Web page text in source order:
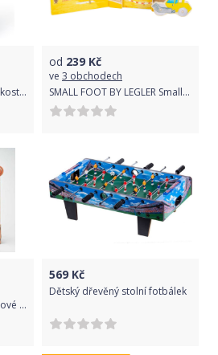
Mideer dřevěné stavební kostky - do modra
od 239 Kč
ve 3 obchodech
SMALL FOOT BY LEGLER Small Foot Dřevěná knížka stavba
GERLICH Gerlichovo loutkové divadlo
569 Kč
Dětský dřevěný stolní fotbálek